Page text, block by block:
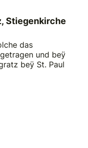
Stiegenkirche
das
und beÿ
beÿ St. Paul